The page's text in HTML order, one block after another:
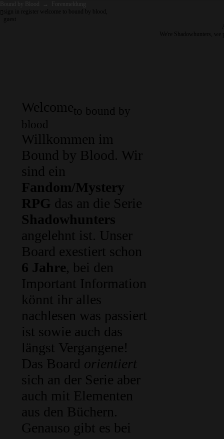
Bound by Blood →
Forenmeldung
sign in register welcome to bound by blood,
guest
We're Shadowhunters,
Welcometo bound by
blood
Willkommen im
Bound by Blood. Wir
sind ein
Fandom/Mystery
RPG das an die Serie
Shadowhunters
angelehnt ist. Unser
Board exestiert schon
6 Jahre, bei den
Important Information
könnt ihr alles
nachlesen was passiert
ist sowie auch das
längst Vergangene!
Das Board orientiert
sich an der Serie aber
auch mit Elementen
aus den Büchern.
Genauso gibt es bei